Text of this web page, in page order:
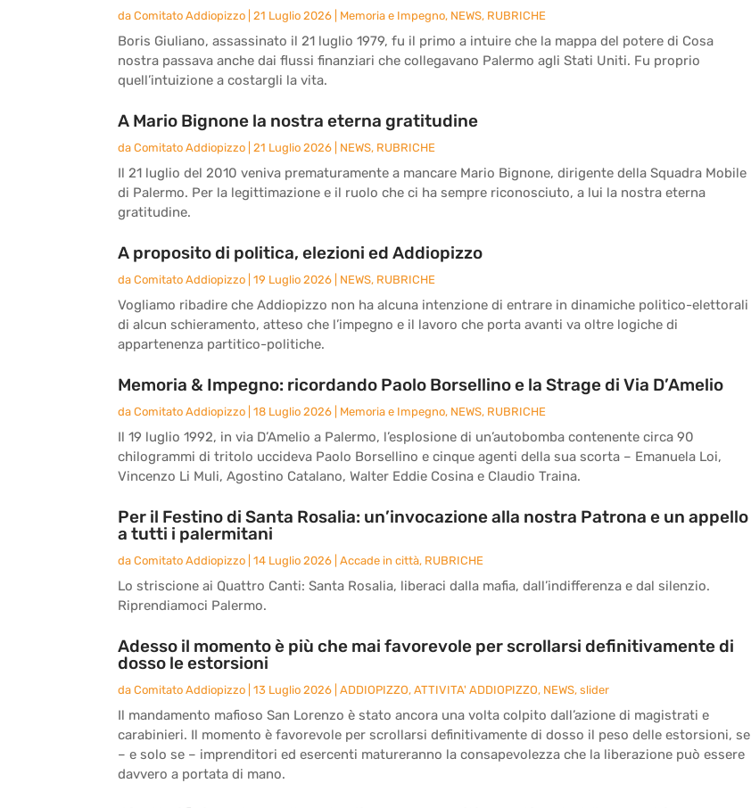
da Comitato Addiopizzo 21 Luglio 2026 Memoria e Impegno, NEWS, RUBRICHE
Boris Giuliano, assassinato il 21 luglio 1979, fu il primo a intuire che la mappa del potere di Cosa
nostra passava anche dai flussi finanziari che collegavano Palermo agli Stati Uniti. Fu proprio
quell’intuizione a costargli la vita.
A Mario Bignone la nostra eterna gratitudine
da Comitato Addiopizzo 21 Luglio 2026 NEWS, RUBRICHE
Il 21 luglio del 2010 veniva prematuramente a mancare Mario Bignone, dirigente della Squadra Mobile
di Palermo. Per la legittimazione e il ruolo che ci ha sempre riconosciuto, a lui la nostra eterna
gratitudine.
A proposito di politica, elezioni ed Addiopizzo
da Comitato Addiopizzo 19 Luglio 2026 NEWS, RUBRICHE
Vogliamo ribadire che Addiopizzo non ha alcuna intenzione di entrare in dinamiche politico-elettorali
di alcun schieramento, atteso che l’impegno e il lavoro che porta avanti va oltre logiche di
appartenenza partitico-politiche.
Memoria & Impegno: ricordando Paolo Borsellino e la Strage di Via D’Amelio
da Comitato Addiopizzo 18 Luglio 2026 Memoria e Impegno, NEWS, RUBRICHE
Il 19 luglio 1992, in via D’Amelio a Palermo, l’esplosione di un’autobomba contenente circa 90
chilogrammi di tritolo uccideva Paolo Borsellino e cinque agenti della sua scorta – Emanuela Loi,
Vincenzo Li Muli, Agostino Catalano, Walter Eddie Cosina e Claudio Traina.
Per il Festino di Santa Rosalia: un’invocazione alla nostra Patrona e un appello
a tutti i palermitani
da Comitato Addiopizzo 14 Luglio 2026 Accade in città, RUBRICHE
Lo striscione ai Quattro Canti: Santa Rosalia, liberaci dalla mafia, dall’indifferenza e dal silenzio.
Riprendiamoci Palermo.
Adesso il momento è più che mai favorevole per scrollarsi definitivamente di
dosso le estorsioni
da Comitato Addiopizzo 13 Luglio 2026 ADDIOPIZZO, ATTIVITA' ADDIOPIZZO, NEWS, slider
Il mandamento mafioso San Lorenzo è stato ancora una volta colpito dall’azione di magistrati e
carabinieri. Il momento è favorevole per scrollarsi definitivamente di dosso il peso delle estorsioni, se
– e solo se – imprenditori ed esercenti matureranno la consapevolezza che la liberazione può essere
davvero a portata di mano.